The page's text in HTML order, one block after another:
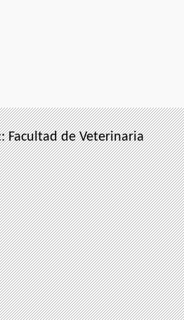
Facultad de Veterinaria